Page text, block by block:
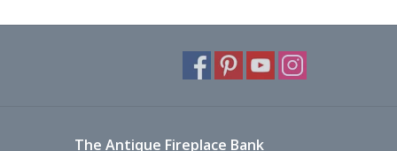
The Antique Fireplace Bank